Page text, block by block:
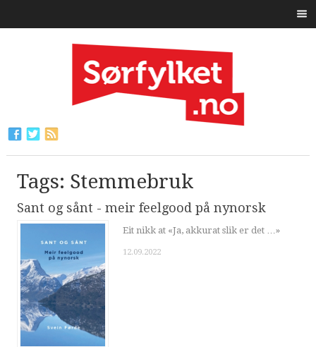
Tags: Stemmebruk
Sant og sånt - meir feelgood på nynorsk
Eit nikk at «Ja, akkurat slik er det …»
12.09.2022